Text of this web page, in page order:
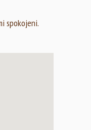
spokojeni.